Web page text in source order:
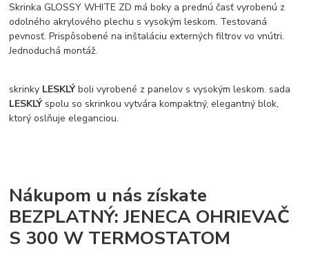
Skrinka GLOSSY WHITE ZD má boky a prednú časť vyrobenú z
odolného akrylového plechu s vysokým leskom. Testovaná
pevnosť. Prispôsobené na inštaláciu externých filtrov vo vnútri.
Jednoduchá montáž.
skrinky LESKLÝboli vyrobené z panelov s vysokým leskom. sada
LESKLÝ spolu so skrinkou vytvára kompaktný, elegantný blok,
ktorý oslňuje eleganciou.
Nákupom u nás získate
BEZPLATNÝ: JENECA OHRIEVAČ
S 300 W TERMOSTATOM